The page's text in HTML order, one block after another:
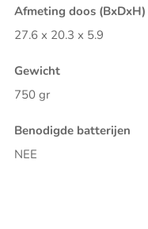
Afmeting doos (BxDxH)
27.6 x 20.3 x 5.9
Gewicht
750 gr
Benodigde batterijen
NEE